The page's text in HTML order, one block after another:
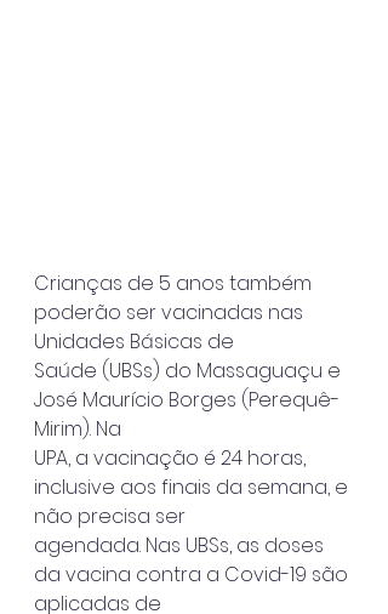
Crianças de 5 anos também
poderão ser vacinadas nas
Unidades Básicas de
Saúde (UBSs) do Massaguaçu e
José Maurício Borges (Perequê-
Mirim). Na
UPA, a vacinação é 24 horas,
inclusive aos finais da semana, e
não precisa ser
agendada. Nas UBSs, as doses
da vacina contra a Covid-19 são
aplicadas de